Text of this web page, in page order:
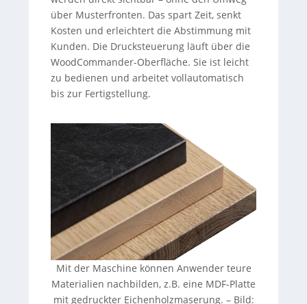
über Musterfronten. Das spart Zeit, senkt
Kosten und erleichtert die Abstimmung mit
Kunden. Die Drucksteuerung läuft über die
WoodCommander-Oberfläche. Sie ist leicht
zu bedienen und arbeitet vollautomatisch
bis zur Fertigstellung.
Mit der Maschine können Anwender teure
Materialien nachbilden, z.B. eine MDF-Platte
mit gedruckter Eichenholzmaserung. – Bild: